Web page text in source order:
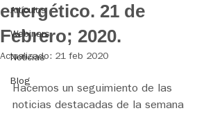
Artículos
Webinars
Noticias
Blog
energético. 21 de
Febrero; 2020.
Actualizado: 21 feb 2020
Hacemos un seguimiento de las
noticias destacadas de la semana